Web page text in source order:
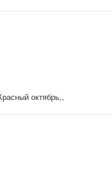
октябрь,,